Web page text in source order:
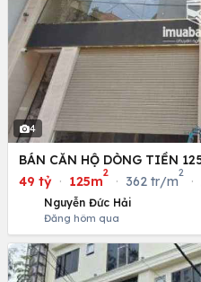
4
BÁN CĂN HỘ DÒNG TIỀN
49 tỷ · 125m
2
· 362 tr/m
2
·
Nguyễn Đức Hải
Đăng hôm qua